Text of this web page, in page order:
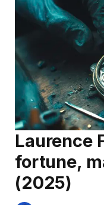
Laurence
fortune,
(2025)